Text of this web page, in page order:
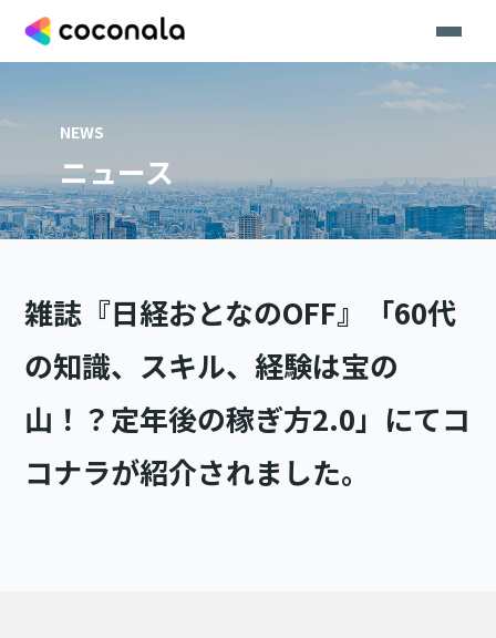
NEWS
ニュース
雑誌『日経おとなのOFF』「60代
の知識、スキル、経験は宝の
山！？定年後の稼ぎ方2.0」にてコ
コナラが紹介されました。